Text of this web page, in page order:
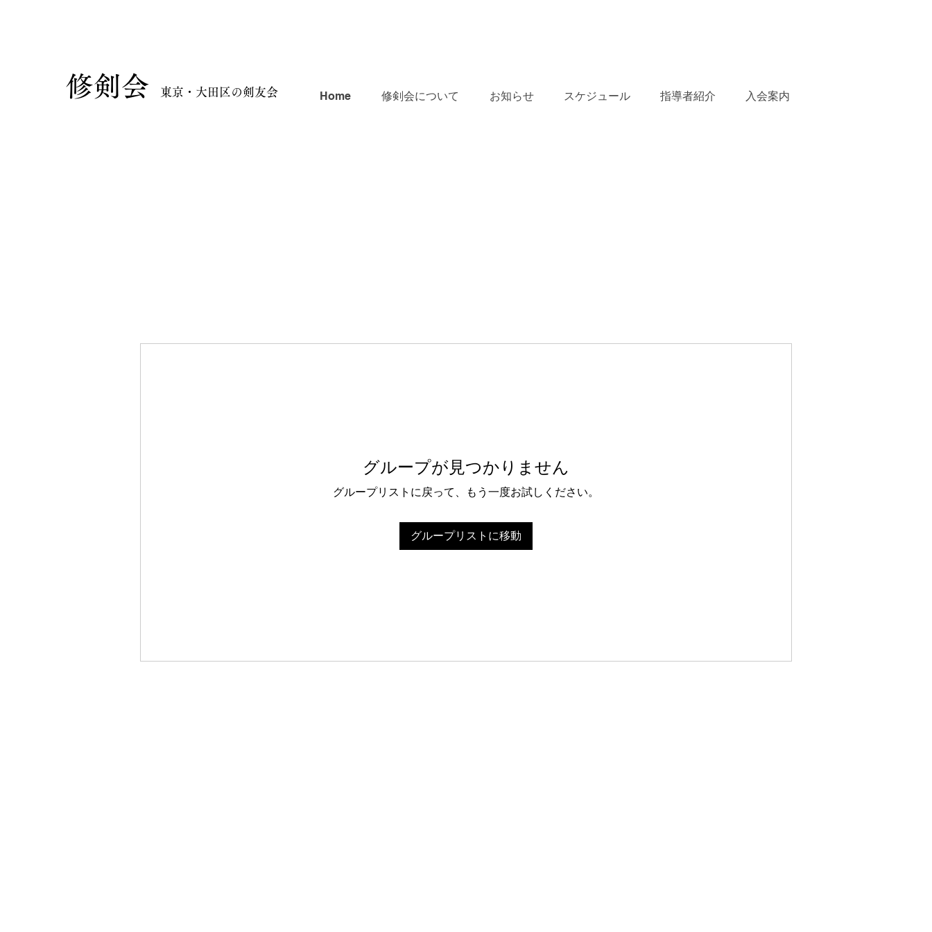
​修剣会 東京・大田区の剣友会 Home 修剣会について お知らせ スケジュール 指導者紹介 入会案内
グループが見つかりません
グループリストに戻って、もう一度お試しください。
グループリストに移動